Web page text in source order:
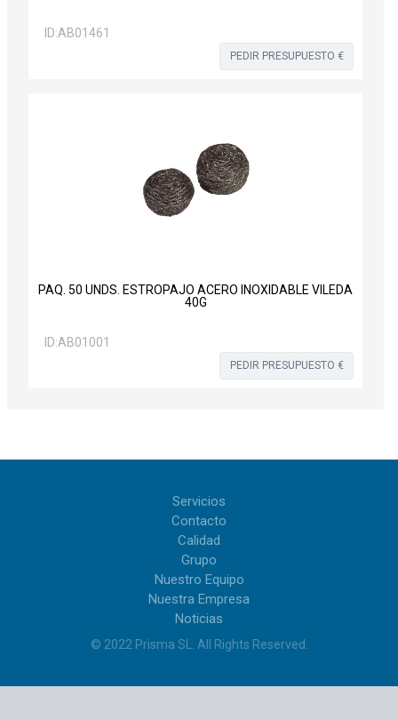
ID:AB01461
PEDIR PRESUPUESTO €
PAQ. 50 UNDS. ESTROPAJO ACERO INOXIDABLE VILEDA
40G
ID:AB01001
PEDIR PRESUPUESTO €
Servicios
Contacto
Calidad
Grupo
Nuestro Equipo
Nuestra Empresa
Noticias
© 2022 Prisma SL All Rights Reserved